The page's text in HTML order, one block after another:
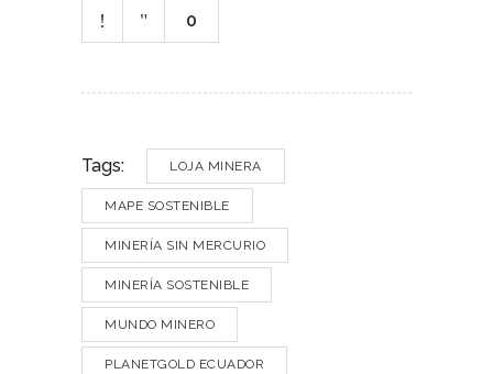
0
Tags: LOJA MINERA
MAPE SOSTENIBLE
MINERÍA SIN MERCURIO
MINERÍA SOSTENIBLE
MUNDO MINERO
PLANETGOLD ECUADOR